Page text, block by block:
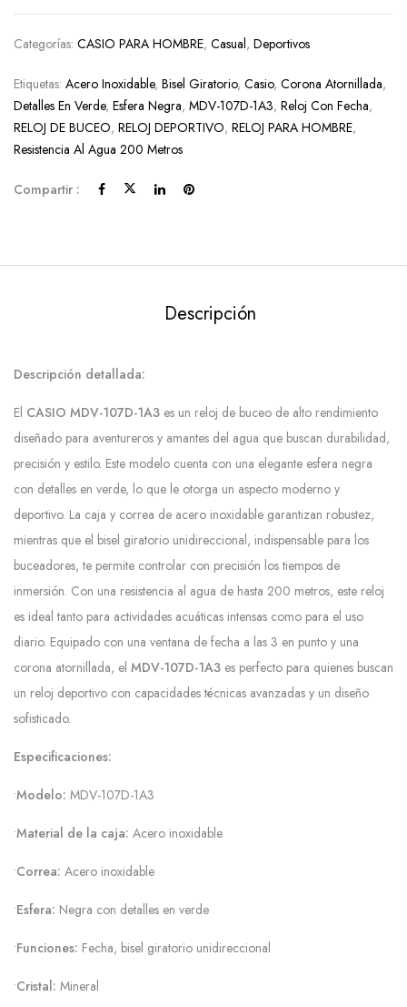
Categorías: CASIO PARA HOMBRE, Casual, Deportivos
Etiquetas: Acero Inoxidable, Bisel Giratorio, Casio, Corona Atornillada,
Detalles En Verde, Esfera Negra, MDV-107D-1A3, Reloj Con Fecha,
RELOJ DE BUCEO, RELOJ DEPORTIVO, RELOJ PARA HOMBRE,
Resistencia Al Agua 200 Metros
Compartir :
Descripción
Descripción detallada:
El CASIO MDV-107D-1A3 es un reloj de buceo de alto rendimiento
diseñado para aventureros y amantes del agua que buscan durabilidad,
precisión y estilo. Este modelo cuenta con una elegante esfera negra
con detalles en verde, lo que le otorga un aspecto moderno y
deportivo. La caja y correa de acero inoxidable garantizan robustez,
mientras que el bisel giratorio unidireccional, indispensable para los
buceadores, te permite controlar con precisión los tiempos de
inmersión. Con una resistencia al agua de hasta 200 metros, este reloj
es ideal tanto para actividades acuáticas intensas como para el uso
diario. Equipado con una ventana de fecha a las 3 en punto y una
corona atornillada, el MDV-107D-1A3 es perfecto para quienes buscan
un reloj deportivo con capacidades técnicas avanzadas y un diseño
sofisticado.
Especificaciones:
•Modelo: MDV-107D-1A3
•Material de la caja: Acero inoxidable
•Correa: Acero inoxidable
•Esfera: Negra con detalles en verde
•Funciones: Fecha, bisel giratorio unidireccional
•Cristal: Mineral